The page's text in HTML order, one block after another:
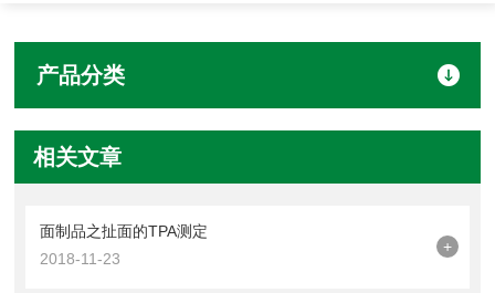
产品分类
相关文章
面制品之扯面的TPA测定
2018-11-23
+